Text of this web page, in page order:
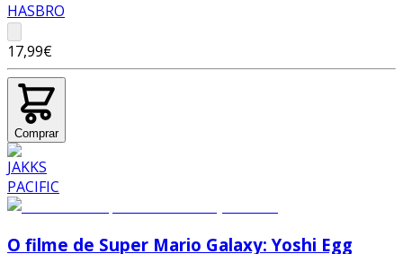
HASBRO
17,99€
Comprar
O filme de Super Mario Galaxy: Yoshi Egg